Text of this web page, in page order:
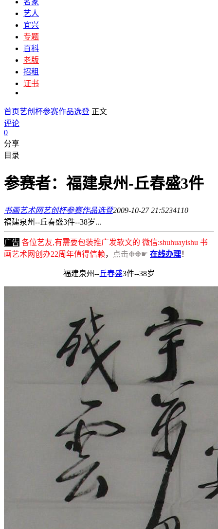
艺人
宜兴
专题
百科
老版
招租
证书
首页艺创杯参赛作品选登 正文
评论
0
分享
目录
参赛者：福建泉州-丘春盛3件
书画艺术网艺创杯参赛作品选登2009-10-27 21:5234110
福建泉州--丘春盛3件--38岁...
广告 各位艺友,有需要包装推广发软文的 微信:shuhuayishu 书
画艺术网创办22周年值得信赖， 点击❉❉☛ 在线办理！
福建泉州-- 丘春盛3件--38岁